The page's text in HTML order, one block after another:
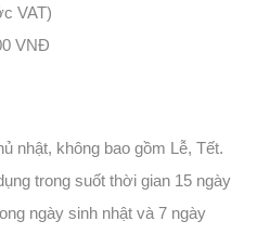
VAT)
VNĐ
nhật, không bao gồm Lễ, Tết.
trong suốt thời gian 15 ngày
ngày sinh nhật và 7 ngày